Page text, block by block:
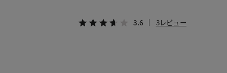
3.6 3レビュー